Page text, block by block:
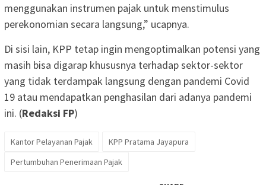
menggunakan instrumen pajak untuk menstimulus
perekonomian secara langsung,” ucapnya.
Di sisi lain, KPP tetap ingin mengoptimalkan potensi yang
masih bisa digarap khususnya terhadap sektor-sektor
yang tidak terdampak langsung dengan pandemi Covid
19 atau mendapatkan penghasilan dari adanya pandemi
ini. (Redaksi FP)
Kantor Pelayanan Pajak
KPP Pratama Jayapura
Pertumbuhan Penerimaan Pajak